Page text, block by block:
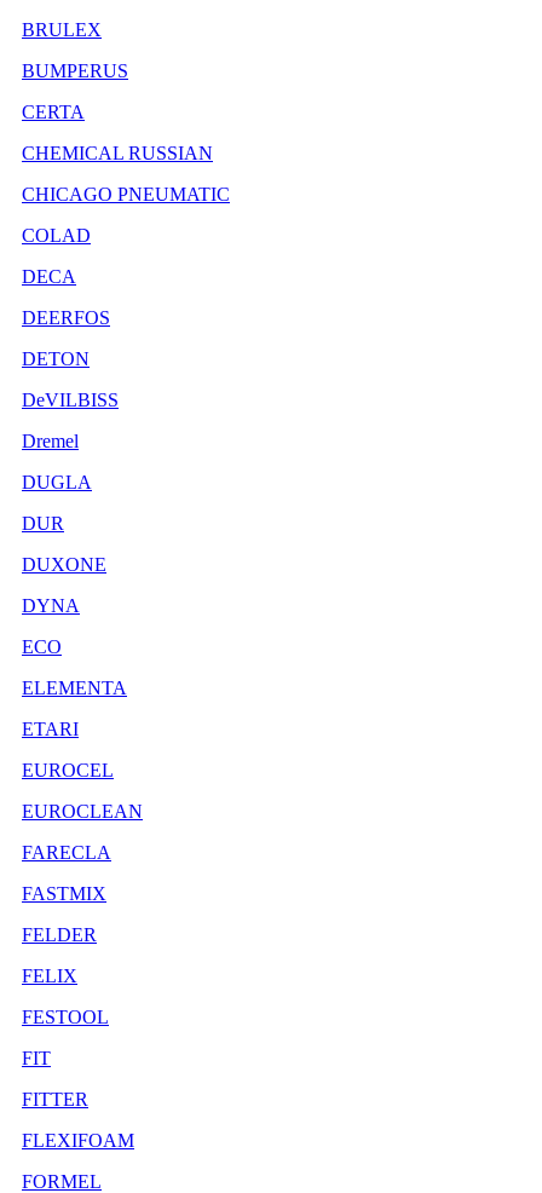
BRULEX
BUMPERUS
CERTA
CHEMICAL RUSSIAN
CHICAGO PNEUMATIC
COLAD
DECA
DEERFOS
DETON
DeVILBISS
Dremel
DUGLA
DUR
DUXONE
DYNA
ECO
ELEMENTA
ETARI
EUROCEL
EUROCLEAN
FARECLA
FASTMIX
FELDER
FELIX
FESTOOL
FIT
FITTER
FLEXIFOAM
FORMEL